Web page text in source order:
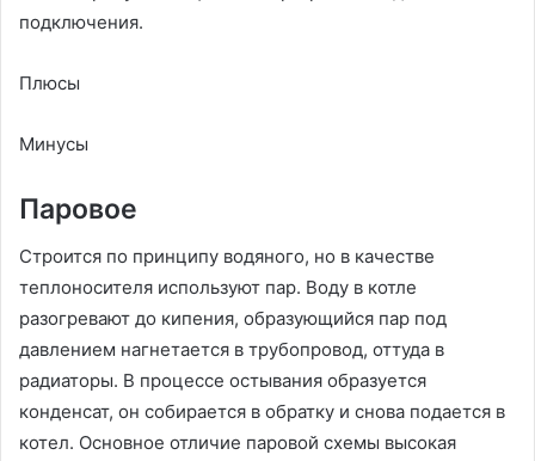
подключения.
Плюсы
Минусы
Паровое
Строится по принципу водяного, но в качестве
теплоносителя используют пар. Воду в котле
разогревают до кипения, образующийся пар под
давлением нагнетается в трубопровод, оттуда в
радиаторы. В процессе остывания образуется
конденсат, он собирается в обратку и снова подается в
котел. Основное отличие паровой схемы высокая